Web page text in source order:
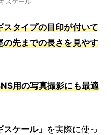
スタイプの目印が付いて
先までの長さを見やす
用の写真撮影にも最適
スケール」 を実際に使っ